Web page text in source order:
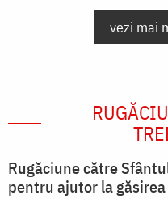
vezi mai
Rugăciune către
pentru ajutor la